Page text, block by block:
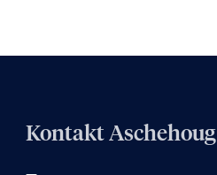
Kontakt Aschehoug